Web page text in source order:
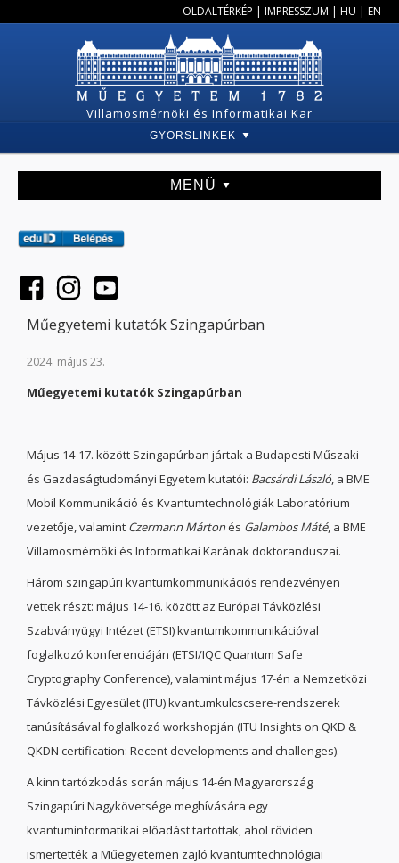
OLDALTÉRKÉP | IMPRESSZUM | HU | EN
Villamosmérnöki és Informatikai Kar
GYORSLINKEK
MENÜ
Műegyetemi kutatók Szingapúrban
2024. május 23.
Műegyetemi kutatók Szingapúrban
Május 14-17. között Szingapúrban jártak a Budapesti Műszaki
és Gazdaságtudományi Egyetem kutatói: Bacsárdi László, a BME
Mobil Kommunikáció és Kvantumtechnológiák Laboratórium
vezetője, valamint Czermann Mártonés Galambos Máté, a BME
Villamosmérnöki és Informatikai Karának doktoranduszai.
Három szingapúri kvantumkommunikációs rendezvényen
vettek részt: május 14-16. között az Európai Távközlési
Szabványügyi Intézet (ETSI) kvantumkommunikációval
foglalkozó konferenciáján (ETSI/IQC Quantum Safe
Cryptography Conference), valamint május 17-én a Nemzetközi
Távközlési Egyesület (ITU) kvantumkulcscsere-rendszerek
tanúsításával foglalkozó workshopján (ITU Insights on QKD &
QKDN certification: Recent developments and challenges).
A kinn tartózkodás során május 14-én Magyarország
Szingapúri Nagykövetsége meghívására egy
kvantuminformatikai előadást tartottak, ahol röviden
ismertették a Műegyetemen zajló kvantumtechnológiai